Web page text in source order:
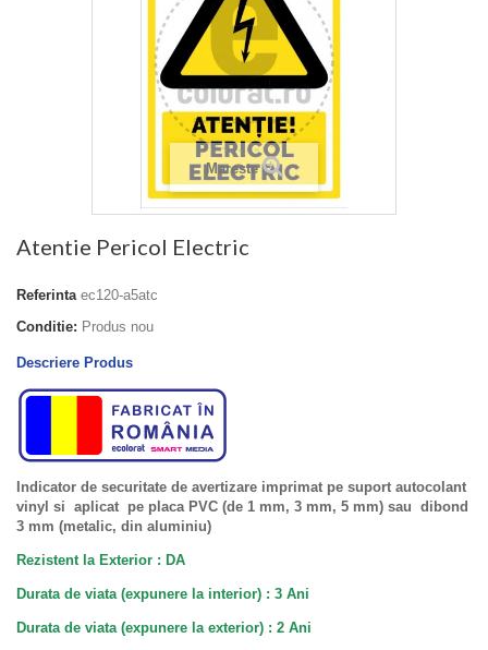
Mareste
Atentie Pericol Electric
Referinta ec120-a5atc
Conditie: Produs nou
Descriere Produs
Indicator de securitate de avertizare imprimat pe suport autocolant
vinyl si aplicat pe placa PVC (de 1 mm, 3 mm, 5 mm) sau dibond
3 mm (metalic, din aluminiu)
Rezistent la Exterior : DA
Durata de viata (expunere la interior) : 3 Ani
Durata de viata (expunere la exterior) : 2 Ani